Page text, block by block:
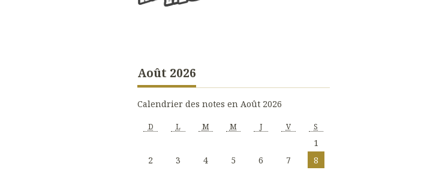
Août 2026
Calendrier des notes en Août 2026
D L M M J V S
1
2
3 4 5 6 7
8